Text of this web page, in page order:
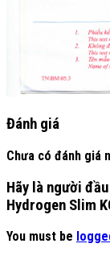
Đánh giá
Chưa có đánh giá
Hãy là người
Hydrogen Slim
You must be